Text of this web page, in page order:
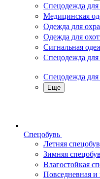
Спецодежда
Медицинская
Одежда для
Одежда для
Сигнальная
Спецодежда
Спецодежда
Еще
Спецобувь
Летняя
Зимняя
Влагостойкая
Повседневная и